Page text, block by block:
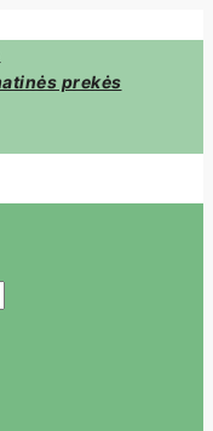
prekės